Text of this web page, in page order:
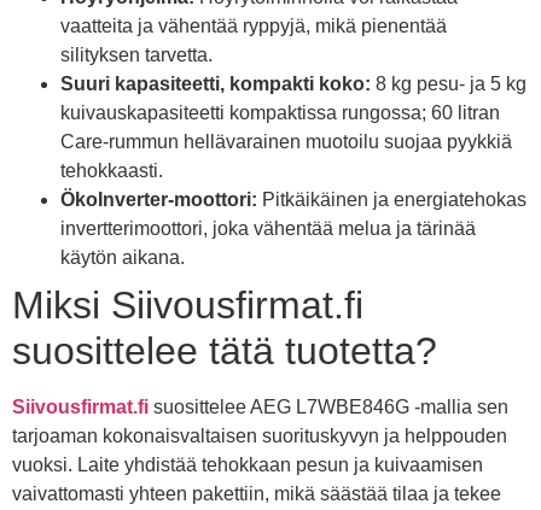
vaatteita ja vähentää ryppyjä, mikä pienentää
silityksen tarvetta.
Suuri kapasiteetti, kompakti koko: 8 kg pesu- ja 5 kg
kuivauskapasiteetti kompaktissa rungossa; 60 litran
Care-rummun hellävarainen muotoilu suojaa pyykkiä
tehokkaasti.
ÖkoInverter-moottori: Pitkäikäinen ja energiatehokas
invertterimoottori, joka vähentää melua ja tärinää
käytön aikana.
Miksi Siivousfirmat.fi
suosittelee tätä tuotetta?
Siivousfirmat.fi suosittelee AEG L7WBE846G -mallia sen
tarjoaman kokonaisvaltaisen suorituskyvyn ja helppouden
vuoksi. Laite yhdistää tehokkaan pesun ja kuivaamisen
vaivattomasti yhteen pakettiin, mikä säästää tilaa ja tekee